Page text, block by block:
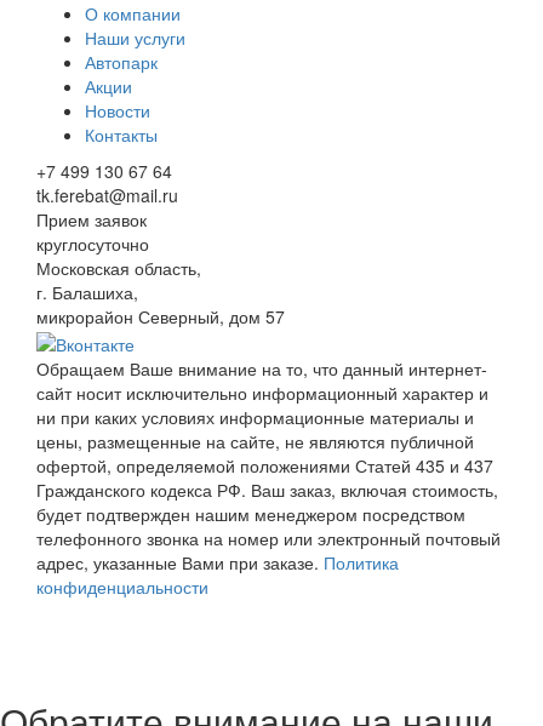
О компании
Наши услуги
Автопарк
Акции
Новости
Контакты
+7 499 130 67 64
tk.ferebat@mail.ru
Прием заявок
круглосуточно
Московская область,
г. Балашиха,
микрорайон Северный, дом 57
Обращаем Ваше внимание на то, что данный интернет-
сайт носит исключительно информационный характер и
ни при каких условиях информационные материалы и
цены, размещенные на сайте, не являются публичной
офертой, определяемой положениями Статей 435 и 437
Гражданского кодекса РФ. Ваш заказ, включая стоимость,
будет подтвержден нашим менеджером посредством
телефонного звонка на номер или электронный почтовый
адрес, указанные Вами при заказе. Политика
конфиденциальности